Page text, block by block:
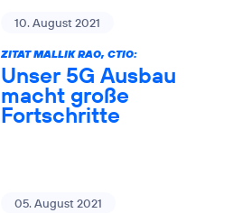
10. August 2021
ZITAT MALLIK RAO, CTIO:
Unser 5G Ausbau
macht große
Fortschritte
05. August 2021